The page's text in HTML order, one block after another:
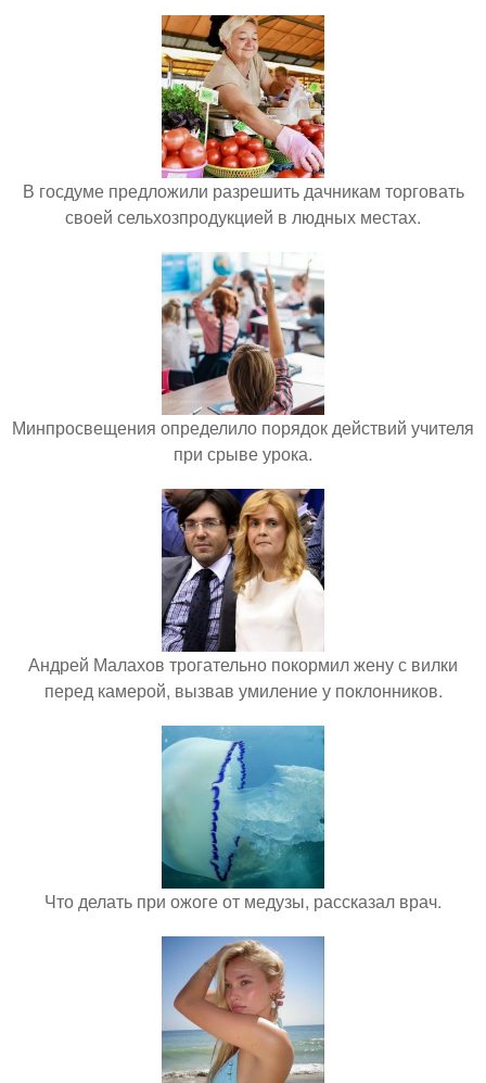
В госдуме предложили разрешить дачникам торговать
своей сельхозпродукцией в людных местах.
Минпросвещения определило порядок действий учителя
при срыве урока.
Андрей Малахов трогательно покормил жену с вилки
перед камерой, вызвав умиление у поклонников.
Что делать при ожоге от медузы, рассказал врач.